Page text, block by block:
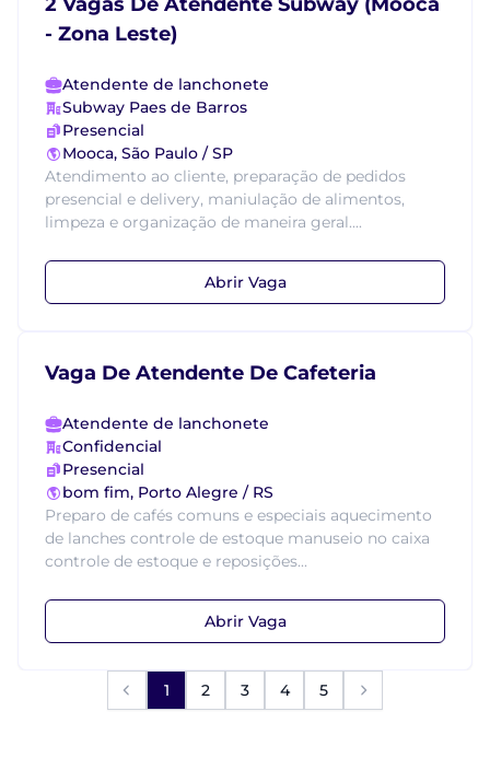
- Zona Leste)
Atendente de lanchonete
Subway Paes de Barros
Presencial
Mooca, São Paulo / SP
Atendimento ao cliente, preparação de pedidos
presencial e delivery, maniulação de alimentos,
limpeza e organização de maneira geral....
Abrir Vaga
Vaga De Atendente De Cafeteria
Atendente de lanchonete
Confidencial
Presencial
bom fim, Porto Alegre / RS
Preparo de cafés comuns e especiais aquecimento
de lanches controle de estoque manuseio no caixa
controle de estoque e reposições...
Abrir Vaga
1 2 3 4 5